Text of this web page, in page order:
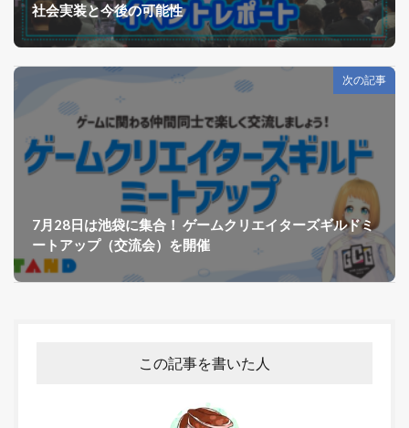
社会実装と今後の可能性
次の記事
7月28日は池袋に集合！ ゲームクリエイターズギルドミ
ートアップ（交流会）を開催
この記事を書いた人